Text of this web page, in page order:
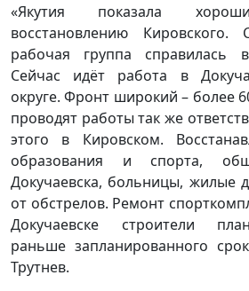
«Якутия показала
восстановлению
рабочая группа
Сейчас идёт работа в
округе. Фронт широкий – более
проводят работы так же
этого в Кировском.
образования и спорта,
Докучаевска, больницы, жилые
от обстрелов. Ремонт
Докучаевске строители
раньше запланированного
Трутнев.